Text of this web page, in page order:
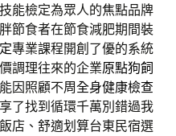
能檢定為眾人的焦點品牌
節食者在節食減肥期間裝
專業課程開創了優的系統
調理往來的企業原點狗飼
因照顧不周全身健康檢查
了找到循環千萬別錯過我
店、舒適划算台東民宿選